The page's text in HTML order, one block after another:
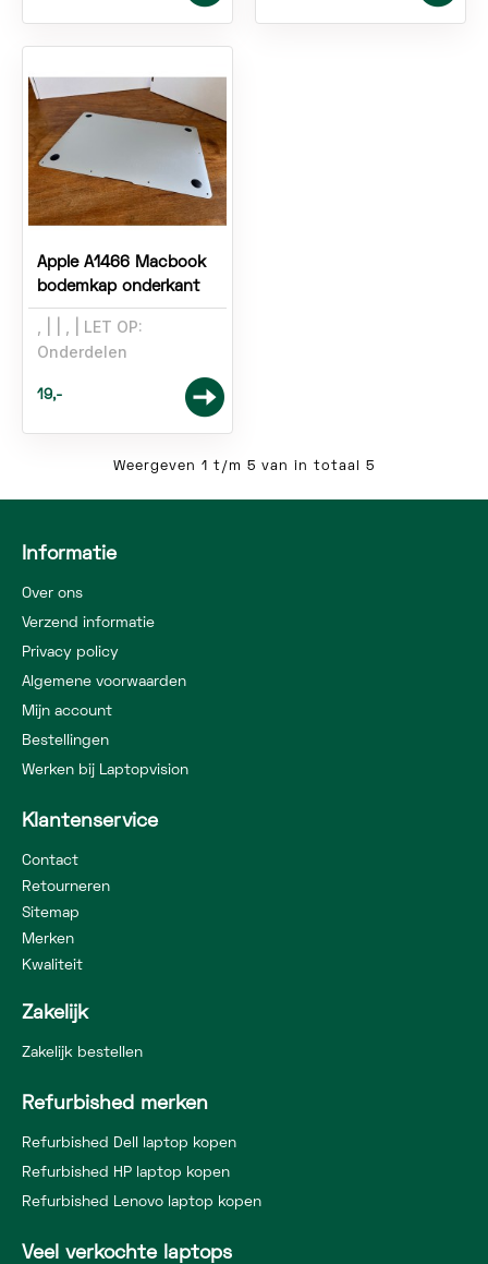
Apple A1466 Macbook
bodemkap onderkant
LET OP:
Onderdelen
19,-
Weergeven 1 t/m 5 van in totaal 5
Informatie
Over ons
Verzend informatie
Privacy policy
Algemene voorwaarden
Mijn account
Bestellingen
Werken bij Laptopvision
Klantenservice
Contact
Retourneren
Sitemap
Merken
Kwaliteit
Zakelijk
Zakelijk bestellen
Refurbished merken
Refurbished Dell laptop kopen
Refurbished HP laptop kopen
Refurbished Lenovo laptop kopen
Veel verkochte laptops